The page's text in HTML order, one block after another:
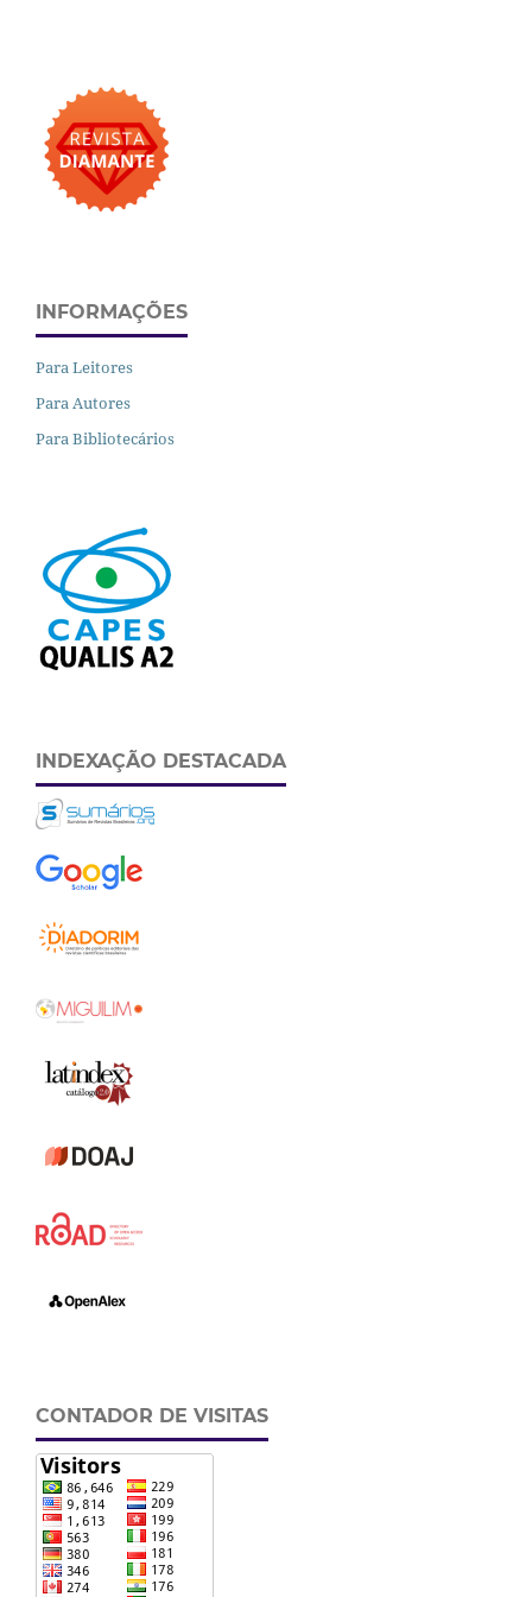
INFORMAÇÕES
Para Leitores
Para Autores
Para Bibliotecários
INDEXAÇÃO DESTACADA
CONTADOR DE VISITAS